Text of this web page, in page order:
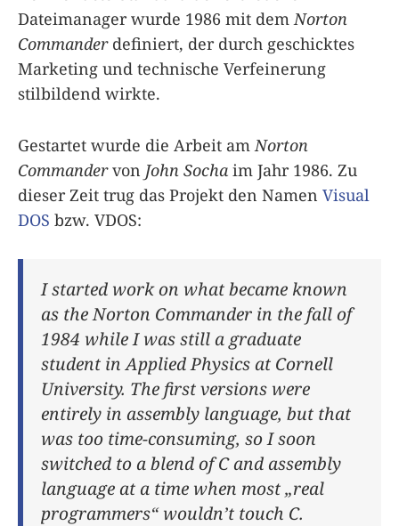
Dateimanager wurde 1986 mit dem Norton
Commanderdefiniert, der durch geschicktes
Marketing und technische Verfeinerung
stilbildend wirkte.
Gestartet wurde die Arbeit am Norton
Commandervon John Socha im Jahr 1986. Zu
dieser Zeit trug das Projekt den Namen Visual
DOS bzw. VDOS:
I started work on what became known
as the Norton Commander in the fall of
1984 while I was still a graduate
student in Applied Physics at Cornell
University. The first versions were
entirely in assembly language, but that
was too time-consuming, so I soon
switched to a blend of C and assembly
language at a time when most „real
programmers“ wouldn’t touch C.